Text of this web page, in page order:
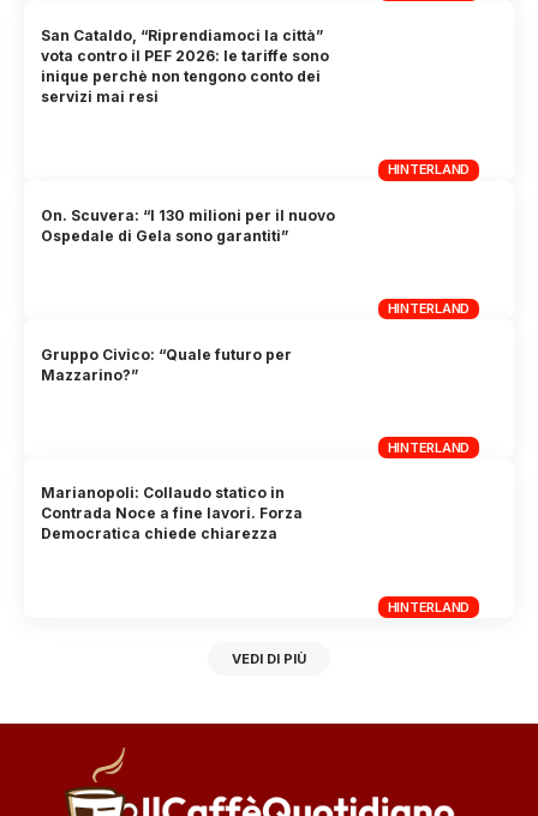
HINTERLAND
San Cataldo, “Riprendiamoci la città”
vota contro il PEF 2026: le tariffe sono
inique perchè non tengono conto dei
servizi mai resi
HINTERLAND
On. Scuvera: “I 130 milioni per il nuovo
Ospedale di Gela sono garantiti”
HINTERLAND
Gruppo Civico: “Quale futuro per
Mazzarino?”
HINTERLAND
Marianopoli: Collaudo statico in
Contrada Noce a fine lavori. Forza
Democratica chiede chiarezza
VEDI DI PIÙ